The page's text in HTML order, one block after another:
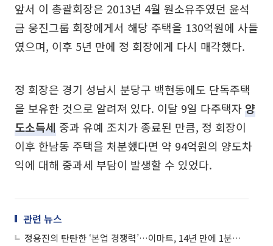
앞서 이 총괄회장은 2013년 4월 원소유주였던 윤석
금 웅진그룹 회장에게서 해당 주택을 130억원에 사들
였으며, 이후 5년 만에 정 회장에게 다시 매각했다.
정 회장은 경기 성남시 분당구 백현동에도 단독주택
을 보유한 것으로 알려져 있다. 이달 9일 다주택자양
도소득세 중과 유예 조치가 종료된 만큼, 정 회장이
이후 한남동 주택을 처분했다면 약 94억원의 양도차
익에 대해 중과세 부담이 발생할 수 있었다.
관련 뉴스
정용진의 탄탄한 ‘본업 경쟁력’…이마트, 14년 만에 1분기 영업익 역대 최대 견인